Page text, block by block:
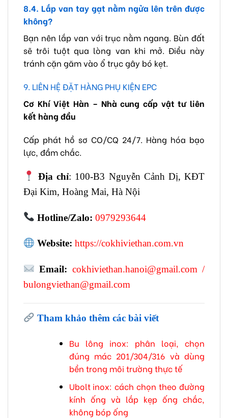
8.4. Lắp van tay gạt nằm ngửa lên trên được
không?
Bạn nên lắp van với trục nằm ngang. Bùn đất
sẽ trôi tuột qua lòng van khi mở. Điều này
tránh cặn găm vào ổ trục gây bó kẹt.
9. LIÊN HỆ ĐẶT HÀNG PHỤ KIỆN EPC
Cơ Khí Việt Hàn – Nhà cung cấp vật tư liên
kết hàng đầu
Cấp phát hồ sơ CO/CQ 24/7. Hàng hóa bạo
lực, đầm chắc.
Địa chỉ: 100-B3 Nguyễn Cảnh Dị, KĐT
Đại Kim, Hoàng Mai, Hà Nội
Hotline/Zalo: 0979293644
Website: https://cokhiviethan.com.vn
Email: cokhiviethan.hanoi@gmail.com /
bulongviethan@gmail.com
Tham khảo thêm các bài viết
Bu lông inox: phân loại, chọn
đúng mác 201/304/316 và dùng
bền trong môi trường thực tế
Ubolt inox: cách chọn theo đường
kính ống và lắp kẹp ống chắc,
không bóp ống